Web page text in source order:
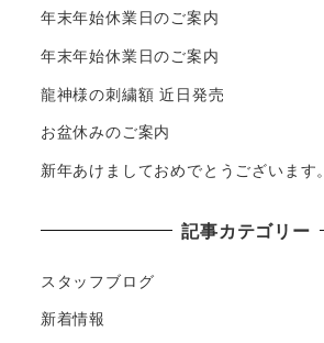
年末年始休業日のご案内
年末年始休業日のご案内
龍神様の刺繍額 近日発売
お盆休みのご案内
新年あけましておめでとうございます。
記事カテゴリー
スタッフブログ
新着情報